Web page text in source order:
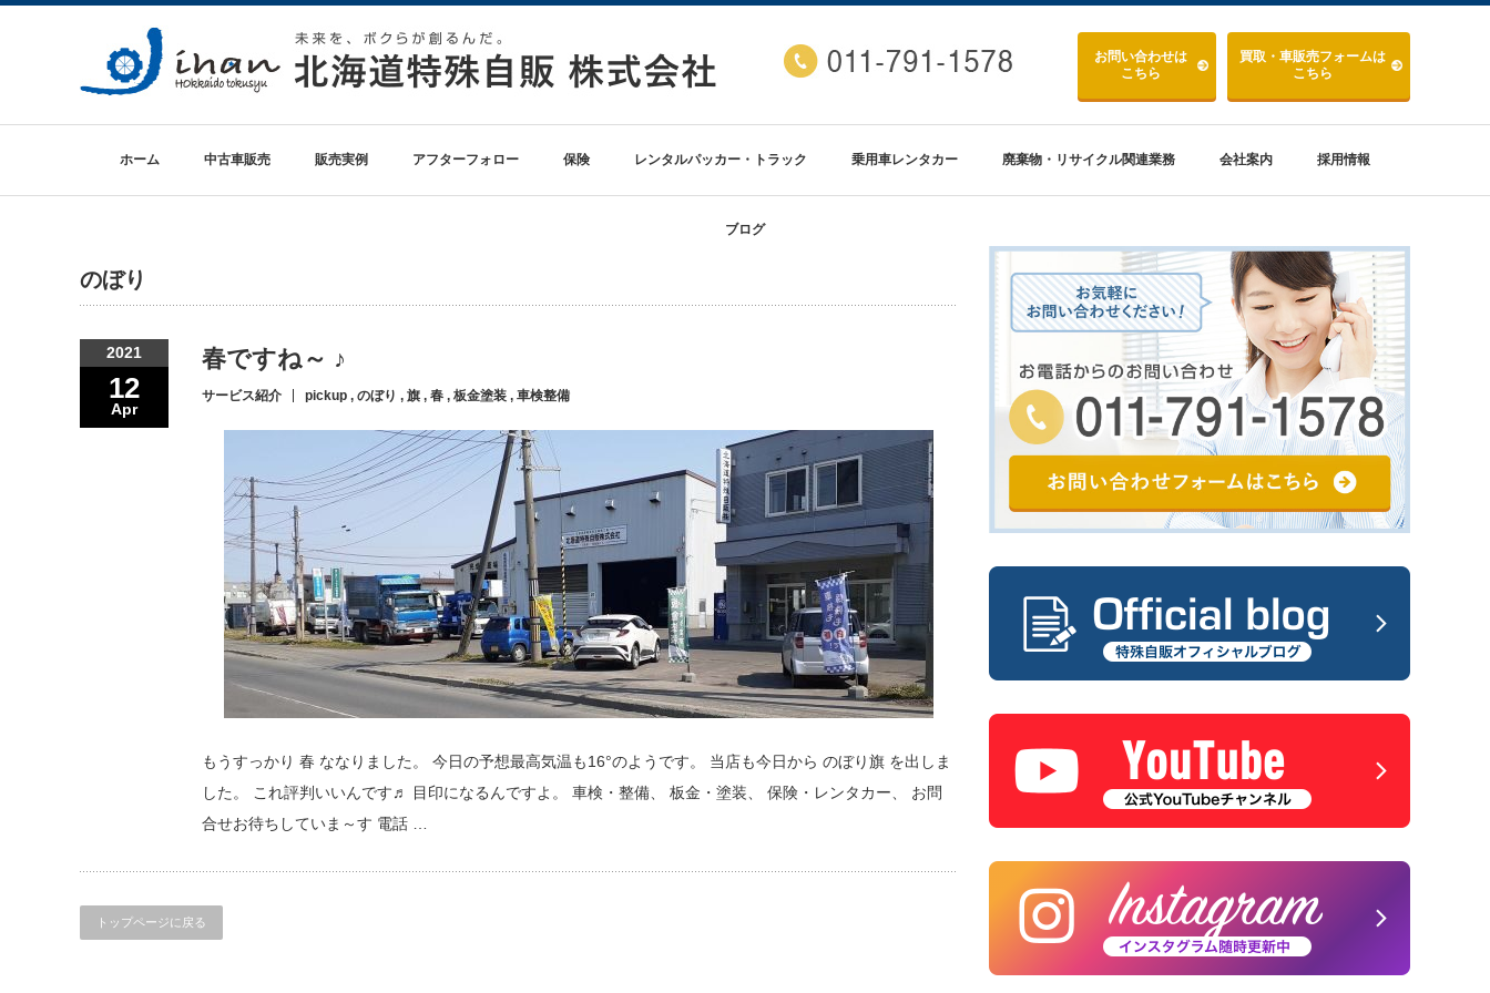
お問い合わせは
こちら
買取・車販売フォームは
こちら
ホーム 中古車販売 販売実例 アフターフォロー 保険 レンタルパッカー・トラック 乗用車レンタカー 廃棄物・リサイクル関連業務 会社案内 採用情報
ブログ
のぼり
2021
12
Apr
春ですね～ ♪
サービス紹介 pickup , のぼり , 旗 , 春 , 板金塗装 , 車検整備
もうすっかり 春 ななりました。 今日の予想最高気温も16°のようです。 当店も今日から のぼり旗 を出しま
した。 これ評判いいんです♬ 目印になるんですよ。 車検・整備、 板金・塗装、 保険・レンタカー、 お問
合せお待ちしていま～す 電話 …
トップページに戻る